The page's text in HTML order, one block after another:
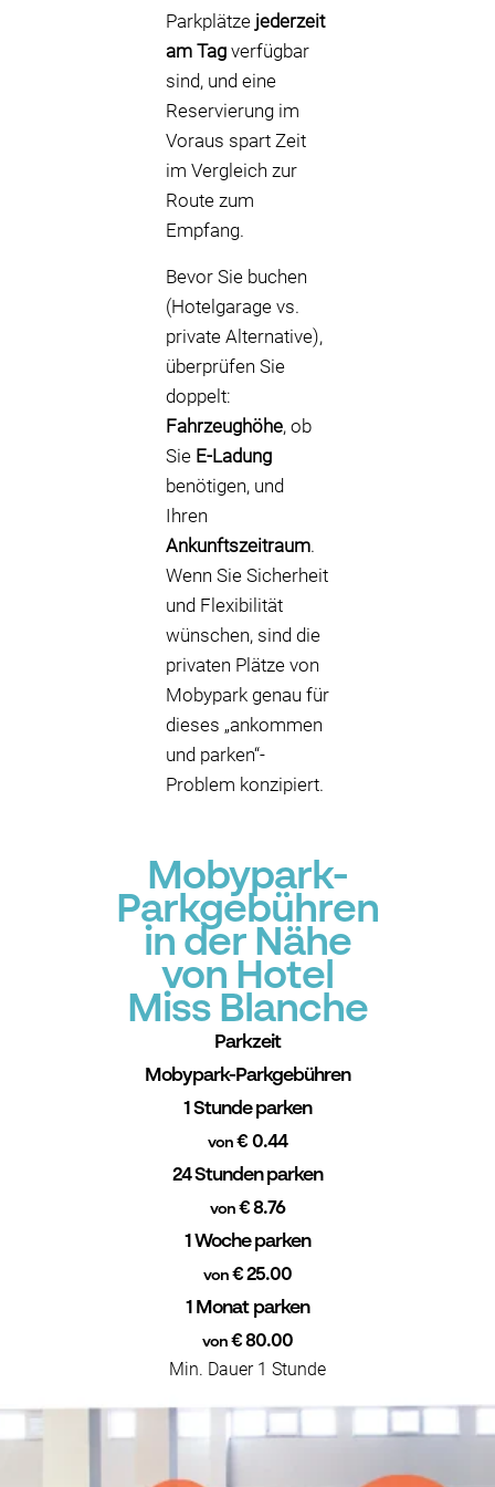
Parkplätze jederzeit
am Tag verfügbar
sind, und eine
Reservierung im
Voraus spart Zeit
im Vergleich zur
Route zum
Empfang.
Bevor Sie buchen
(Hotelgarage vs.
private Alternative),
überprüfen Sie
doppelt:
Fahrzeughöhe, ob
Sie E-Ladung
benötigen, und
Ihren
Ankunftszeitraum.
Wenn Sie Sicherheit
und Flexibilität
wünschen, sind die
privaten Plätze von
Mobypark genau für
dieses „ankommen
und parken“-
Problem konzipiert.
Mobypark-
Parkgebühren
in der Nähe
von Hotel
Miss Blanche
Parkzeit
Mobypark-Parkgebühren
1 Stunde parken
von € 0.44
24 Stunden parken
von€ 8.76
1 Woche parken
von€ 25.00
1 Monat parken
von€ 80.00
Min. Dauer 1 Stunde